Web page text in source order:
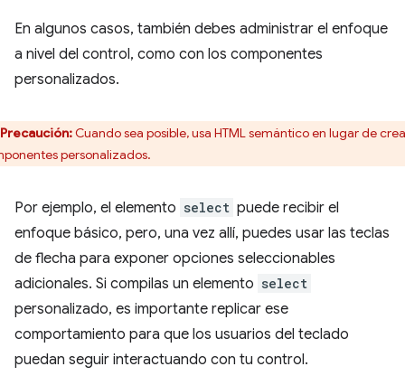
En algunos casos, también debes administrar el enfoque
a nivel del control, como con los componentes
personalizados.
Precaución:Cuando sea posible, usa HTML semántico en lugar de
personalizados.
Por ejemplo, el elemento select puede recibir el
enfoque básico, pero, una vez allí, puedes usar las teclas
de flecha para exponer opciones seleccionables
adicionales. Si compilas un elemento select
personalizado, es importante replicar ese
comportamiento para que los usuarios del teclado
puedan seguir interactuando con tu control.